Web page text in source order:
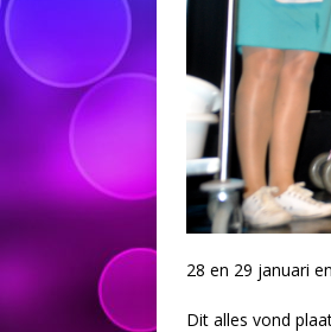
28 en 29 januari
Dit alles vond